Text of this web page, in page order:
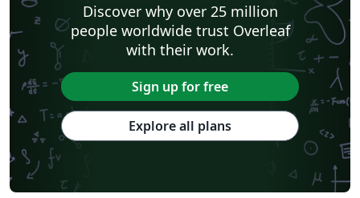
Discover why over 25 million
people worldwide trust Overleaf
with their work.
Sign up for free
Explore all plans